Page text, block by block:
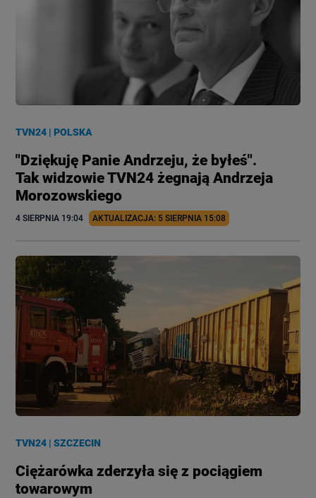
TVN24 |POLSKA
"Dziękuję Panie Andrzeju, że byłeś".
Tak widzowie TVN24 żegnają Andrzeja
Morozowskiego
4 SIERPNIA 19:04 AKTUALIZACJA: 5 SIERPNIA 15:08
TVN24 |SZCZECIN
Ciężarówka zderzyła się z pociągiem
towarowym